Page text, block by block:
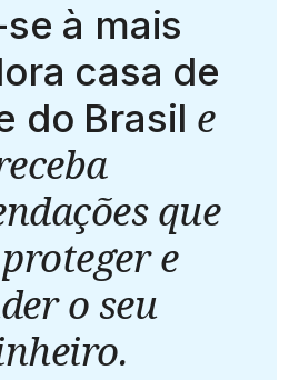
à mais
casa de
do Brasil e
que
e
o seu